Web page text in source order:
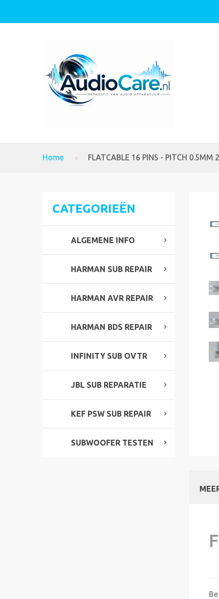
Home FLATCABLE 16 PINS - PITCH 0.5MM
CATEGORIEËN
ALGEMENE INFO
HARMAN SUB REPAIR
HARMAN AVR REPAIR
HARMAN BDS REPAIR
INFINITY SUB OVTR
JBL SUB REPARATIE
KEF PSW SUB REPAIR
SUBWOOFER TESTEN